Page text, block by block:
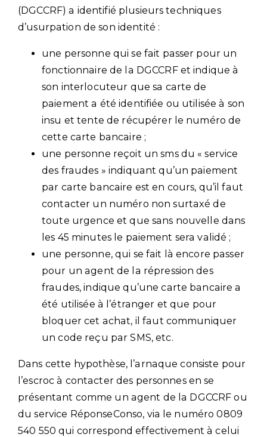
(DGCCRF) a identifié plusieurs techniques
d’usurpation de son identité :
une personne qui se fait passer pour un
fonctionnaire de la DGCCRF et indique à
son interlocuteur que sa carte de
paiement a été identifiée ou utilisée à son
insu et tente de récupérer le numéro de
cette carte bancaire ;
une personne reçoit un sms du « service
des fraudes » indiquant qu’un paiement
par carte bancaire est en cours, qu’il faut
contacter un numéro non surtaxé de
toute urgence et que sans nouvelle dans
les 45 minutes le paiement sera validé ;
une personne, qui se fait là encore passer
pour un agent de la répression des
fraudes, indique qu’une carte bancaire a
été utilisée à l’étranger et que pour
bloquer cet achat, il faut communiquer
un code reçu par SMS, etc.
Dans cette hypothèse, l’arnaque consiste pour
l’escroc à contacter des personnes en se
présentant comme un agent de la DGCCRF ou
du service RéponseConso, via le numéro 0809
540 550 qui correspond effectivement à celui